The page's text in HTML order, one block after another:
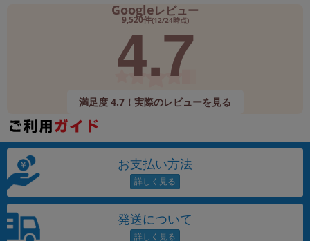
Googleレビュー
9,520件(12/24時点)
4.7
満足度 4.7！実際のレビューを見る
お支払い方法
発送について